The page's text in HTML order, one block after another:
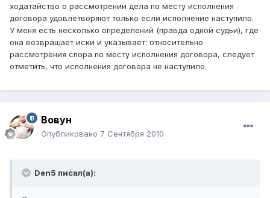
ходатайство о рассмотрении дела по месту исполнения
договора удовлетворяют только если исполнение наступило.
У меня есть несколько определений (правда одной судьи), где
она возвращает иски и указывает: относительно
рассмотрения спора по месту исполнения договора, следует
отметить, что исполнения договора не наступило.
Вовун
Опубликовано 7 Сентября 2010
Den5 писал(а):